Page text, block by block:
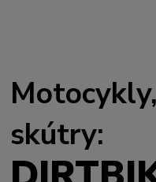
skútry: